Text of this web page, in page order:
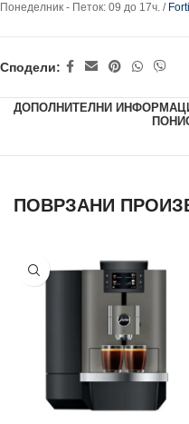
Понеделник - Петок: 09 до 17ч. /
Сподели:
ДОПОЛНИТЕЛНИ
ПОВРЗАНИ